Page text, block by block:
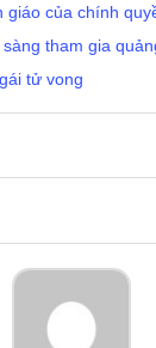
giáo của chính
tham gia
tử vong